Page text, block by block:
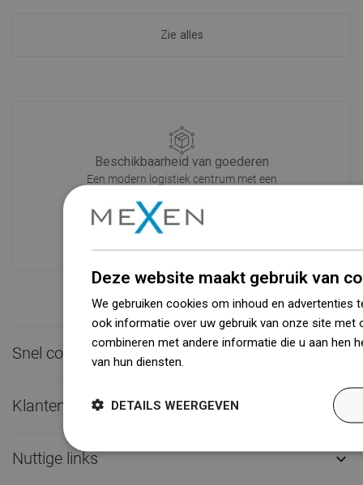
Zie alles
Beschikbaarheid van goederen
Een modern logistiek centrum met een
oppervlakte van 31.000 m² met meer
dan 68.000 palletplaatsen biedt meer
dan 1500.000 beschikbare producten!
Snel contact
Klantenservice 
Nuttige links 
Deze website maakt gebruik van
We gebruiken cookies om inhoud en advertenties
ook informatie over uw gebruik van onze site met
combineren met andere informatie die u aan hen
van hun diensten.
DETAILS WEERGEVEN